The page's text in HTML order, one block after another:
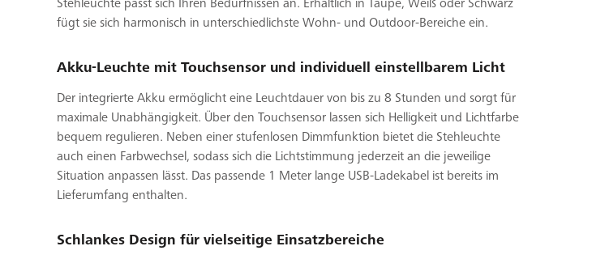
Stehleuchte passt sich Ihren Bedürfnissen an. Erhältlich in Taupe, Weiß oder Schwarz
fügt sie sich harmonisch in unterschiedlichste Wohn- und Outdoor-Bereiche ein.
Akku-Leuchte mit Touchsensor und individuell einstellbarem Licht
Der integrierte Akku ermöglicht eine Leuchtdauer von bis zu 8 Stunden und sorgt für
maximale Unabhängigkeit. Über den Touchsensor lassen sich Helligkeit und Lichtfarbe
bequem regulieren. Neben einer stufenlosen Dimmfunktion bietet die Stehleuchte
auch einen Farbwechsel, sodass sich die Lichtstimmung jederzeit an die jeweilige
Situation anpassen lässt. Das passende 1 Meter lange USB-Ladekabel ist bereits im
Lieferumfang enthalten.
Schlankes Design für vielseitige Einsatzbereiche